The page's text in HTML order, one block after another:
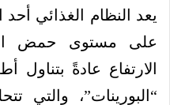
يعد النظام الغذائي أحد
على مستوى حمض
الارتفاع عادةً
“البورينات”، والتي